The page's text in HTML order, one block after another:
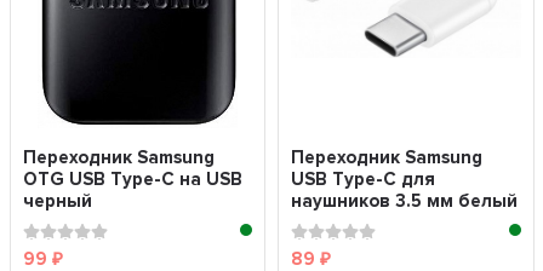
Переходник Samsung
OTG USB Type-C на USB
черный
99 ₽
Переходник Samsung
USB Type-C для
наушников 3.5 мм белый
89 ₽